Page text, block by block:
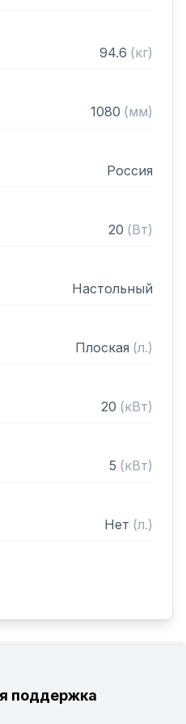
94.6 (кг)
1080 (мм)
Россия
20 (Вт)
Настольный
Плоская (л.)
20 (кВт)
5 (кВт)
Нет (л.)
поддержка